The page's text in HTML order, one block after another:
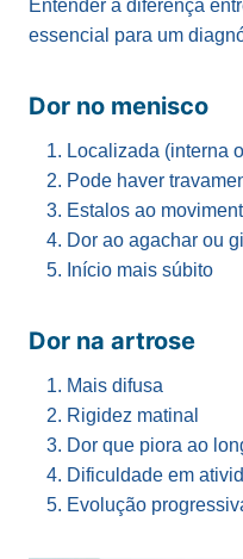
Entender a diferença
essencial para um
Dor no menisco
Localizada (interna
Pode haver
Estalos ao
Dor ao agachar ou
Início mais súbito
Dor na artrose
Mais difusa
Rigidez matinal
Dor que piora ao
Dificuldade em
Evolução